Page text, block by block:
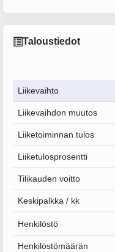
Taloustiedot
Liikevaihto
Liikevaihdon muutos
Liiketoiminnan tulos
Liiketulosprosentti
Tilikauden voitto
Keskipalkka / kk
Henkilöstö
Henkilöstömäärän